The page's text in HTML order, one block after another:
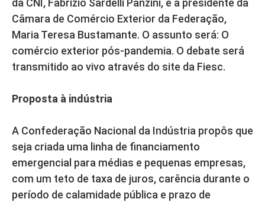
da CNI, Fabrizio Sardelli Panzini, e a presidente da
Câmara de Comércio Exterior da Federação,
Maria Teresa Bustamante. O assunto será: O
comércio exterior pós-pandemia. O debate será
transmitido ao vivo através do site da Fiesc.
Proposta à indústria
A Confederação Nacional da Indústria propôs que
seja criada uma linha de financiamento
emergencial para médias e pequenas empresas,
com um teto de taxa de juros, carência durante o
período de calamidade pública e prazo de